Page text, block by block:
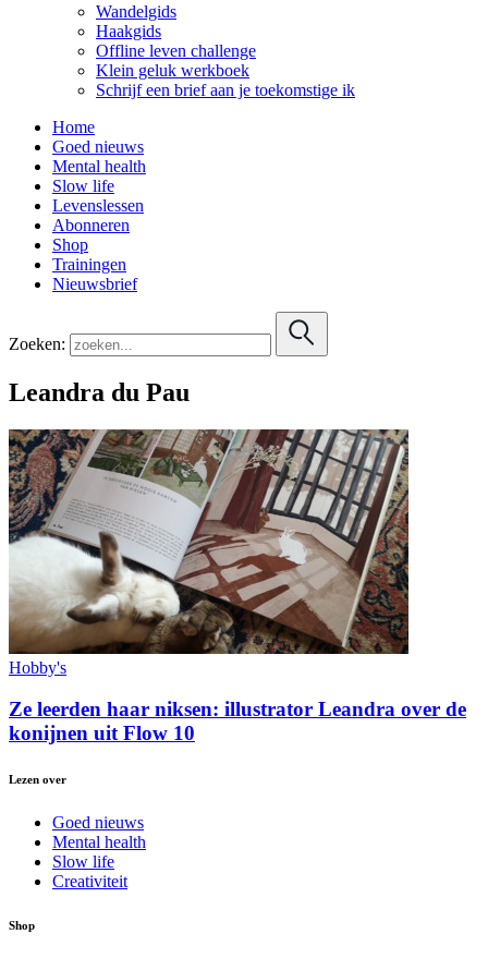
Wandelgids
Haakgids
Offline leven challenge
Klein geluk werkboek
Schrijf een brief aan je toekomstige ik
Home
Goed nieuws
Mental health
Slow life
Levenslessen
Abonneren
Shop
Trainingen
Nieuwsbrief
Zoeken:
Leandra du Pau
Hobby's
Ze leerden haar niksen: illustrator Leandra over de
konijnen uit Flow 10
Lezen over
Goed nieuws
Mental health
Slow life
Creativiteit
Shop